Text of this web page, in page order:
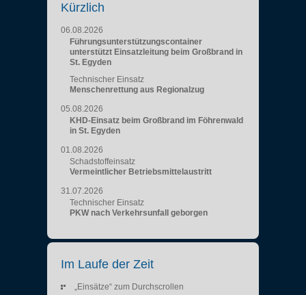
Kürzlich
06.08.2026
Führungsunterstützungscontainer
unterstützt Einsatzleitung beim Großbrand in
St. Egyden
Technischer Einsatz
Menschenrettung aus Regionalzug
05.08.2026
KHD-Einsatz beim Großbrand im Föhrenwald
in St. Egyden
01.08.2026
Schadstoffeinsatz
Vermeintlicher Betriebsmittelaustritt
31.07.2026
Technischer Einsatz
PKW nach Verkehrsunfall geborgen
Im Laufe der Zeit
„Einsätze“ zum Durchscrollen